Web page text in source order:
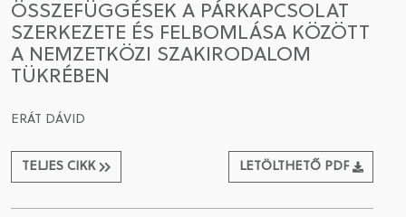
ÖSSZEFÜGGÉSEK A PÁRKAPCSOLAT
SZERKEZETE ÉS FELBOMLÁSA KÖZÖTT
A NEMZETKÖZI SZAKIRODALOM
TÜKRÉBEN
ERÁT DÁVID
TELJES CIKK LETÖLTHETŐ PDF